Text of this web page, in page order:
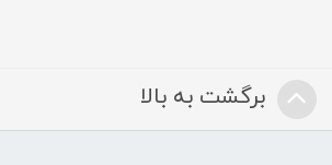
برگشت به بالا